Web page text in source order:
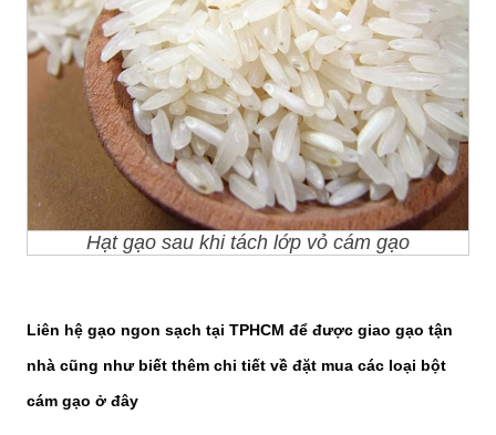
Hạt gạo sau khi tách lớp vỏ cám gạo
Liên hệ gạo ngon sạch tại TPHCM để được giao gạo tận
nhà cũng như biết thêm chi tiết về đặt mua các loại bột
cám gạo ở đây